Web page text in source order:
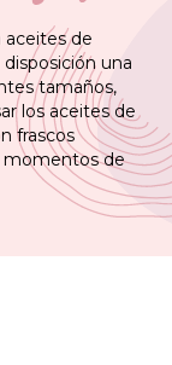
aceites de
una
tamaños,
los aceites de
frascos
momentos de